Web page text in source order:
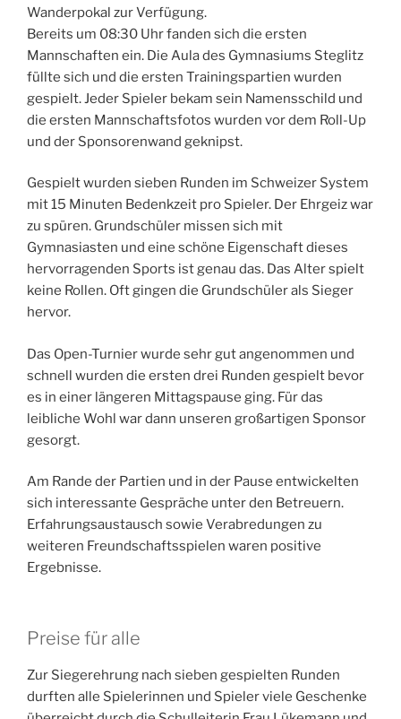
Wanderpokal zur Verfügung.
Bereits um 08:30 Uhr fanden sich die ersten
Mannschaften ein. Die Aula des Gymnasiums Steglitz
füllte sich und die ersten Trainingspartien wurden
gespielt. Jeder Spieler bekam sein Namensschild und
die ersten Mannschaftsfotos wurden vor dem Roll-Up
und der Sponsorenwand geknipst.
Gespielt wurden sieben Runden im Schweizer System
mit 15 Minuten Bedenkzeit pro Spieler. Der Ehrgeiz war
zu spüren. Grundschüler missen sich mit
Gymnasiasten und eine schöne Eigenschaft dieses
hervorragenden Sports ist genau das. Das Alter spielt
keine Rollen. Oft gingen die Grundschüler als Sieger
hervor.
Das Open-Turnier wurde sehr gut angenommen und
schnell wurden die ersten drei Runden gespielt bevor
es in einer längeren Mittagspause ging. Für das
leibliche Wohl war dann unseren großartigen Sponsor
gesorgt.
Am Rande der Partien und in der Pause entwickelten
sich interessante Gespräche unter den Betreuern.
Erfahrungsaustausch sowie Verabredungen zu
weiteren Freundschaftsspielen waren positive
Ergebnisse.
Preise für alle
Zur Siegerehrung nach sieben gespielten Runden
durften alle Spielerinnen und Spieler viele Geschenke